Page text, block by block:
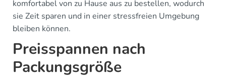
komfortabel von zu Hause aus zu bestellen, wodurch
sie Zeit sparen und in einer stressfreien Umgebung
bleiben können.
Preisspannen nach
Packungsgröße